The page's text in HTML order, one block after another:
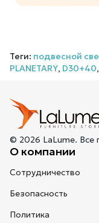
Теги: подвесной
PLANETARY, D30+40,
© 2026 LaLume.
О компании
Сотрудничество
Безопасность
Политика